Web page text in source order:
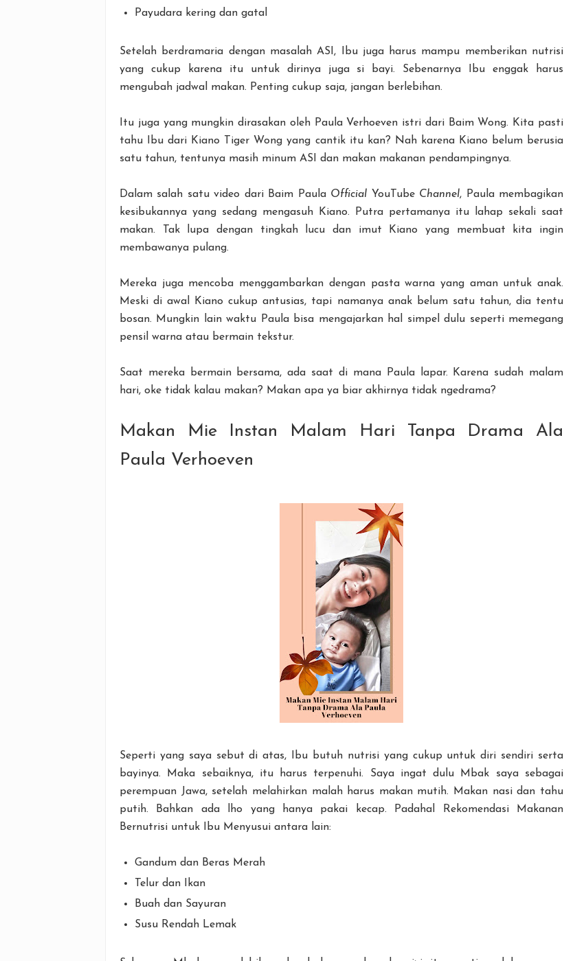
Payudara kering dan gatal
Setelah berdramaria dengan masalah ASI, Ibu juga harus mampu memberikan nutrisi
yang cukup karena itu untuk dirinya juga si bayi. Sebenarnya Ibu enggak harus
mengubah jadwal makan. Penting cukup saja, jangan berlebihan.
Itu juga yang mungkin dirasakan oleh Paula Verhoeven istri dari Baim Wong. Kita pasti
tahu Ibu dari Kiano Tiger Wong yang cantik itu kan? Nah karena Kiano belum berusia
satu tahun, tentunya masih minum ASI dan makan makanan pendampingnya.
Dalam salah satu video dari Baim Paula Official YouTube Channel, Paula membagikan
kesibukannya yang sedang mengasuh Kiano. Putra pertamanya itu lahap sekali saat
makan. Tak lupa dengan tingkah lucu dan imut Kiano yang membuat kita ingin
membawanya pulang.
Mereka juga mencoba menggambarkan dengan pasta warna yang aman untuk anak.
Meski di awal Kiano cukup antusias, tapi namanya anak belum satu tahun, dia tentu
bosan. Mungkin lain waktu Paula bisa mengajarkan hal simpel dulu seperti memegang
pensil warna atau bermain tekstur.
Saat mereka bermain bersama, ada saat di mana Paula lapar. Karena sudah malam
hari, oke tidak kalau makan? Makan apa ya biar akhirnya tidak ngedrama?
Makan Mie Instan Malam Hari Tanpa Drama Ala
Paula Verhoeven
Seperti yang saya sebut di atas, Ibu butuh nutrisi yang cukup untuk diri sendiri serta
bayinya. Maka sebaiknya, itu harus terpenuhi. Saya ingat dulu Mbak saya sebagai
perempuan Jawa, setelah melahirkan malah harus makan mutih. Makan nasi dan tahu
putih. Bahkan ada lho yang hanya pakai kecap. Padahal Rekomendasi Makanan
Bernutrisi untuk Ibu Menyusui antara lain:
Gandum dan Beras Merah
Telur dan Ikan
Buah dan Sayuran
Susu Rendah Lemak